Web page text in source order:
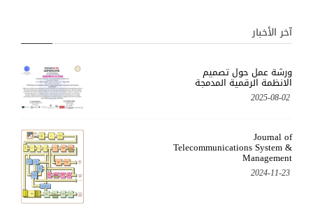
آخر الأخبار
ورشة عمل حول تصميم
الانظمة الرقمية المدمجة
2025-08-02
Journal of
Telecommunications System &
Management
2024-11-23